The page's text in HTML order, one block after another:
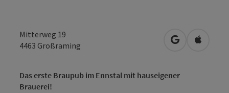
Mitterweg 19
4463 Großraming in Google
in
Das erste Braupub im Ennstal mit hauseigener
Brauerei!